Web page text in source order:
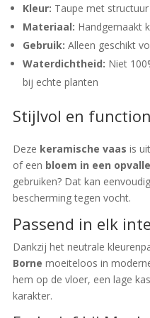
Kleur: Taupe met structuur
Materiaal: Handgemaakt
Gebruik: Alleen geschikt
Waterdichtheid: Niet
bij echte planten
Stijlvol en
Deze keramische vaas is
of een bloem in een
gebruiken? Dat kan
bescherming tegen vocht.
Passend in elk
Dankzij het neutrale
Borne moeiteloos in
hem op de vloer, een lage
karakter.